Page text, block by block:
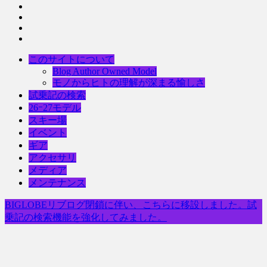
このサイトについて
Blog Author Owned Model
モノからヒトの理解が深まる愉しさ
試乗記の検索
26ｰ27モデル
スキー場
イベント
ギア
アクセサリ
メディア
メンテナンス
BIGLOBEリブログ閉鎖に伴い、こちらに移設しました。試
乗記の検索機能を強化してみました。